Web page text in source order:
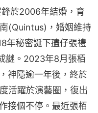
於2006年結婚，育
(Quintus)，婚姻維持
年秘密誕下孻仔張禮
謎。2023年8月張栢
神隱逾一年後，終於
活躍於演藝圈，復出
接個不停。最近張栢